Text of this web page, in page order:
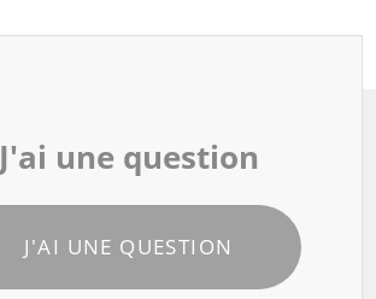
J'ai une question
J'AI UNE QUESTION